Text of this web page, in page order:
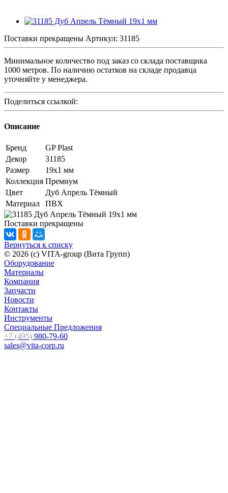
Поставки прекращены Артикул: 31185
Минимальное количество под заказ со склада поставщика
1000 метров. По наличию остатков на складе продавца
уточняйте у менеджера.
Поделиться ссылкой:
Описание
Бренд
GP Plast
Декор
31185
Размер
19x1 мм
Коллекция Премиум
Цвет
Дуб Апрель Тёмный
Материал
ПВХ
Поставки прекращены
Вернуться к списку
© 2026 (c) VITA-group (Вита Групп)
Оборудование
Материалы
Компания
Запчасти
Новости
Контакты
Инструменты
Специальные Предложения
+7 (495) 980-79-60
sales@vita-corp.ru